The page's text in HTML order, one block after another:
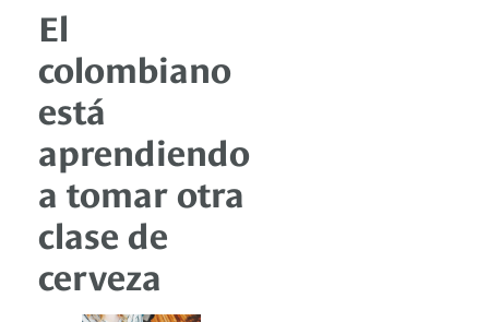
El
colombiano
está
aprendiendo
a tomar otra
clase de
cerveza